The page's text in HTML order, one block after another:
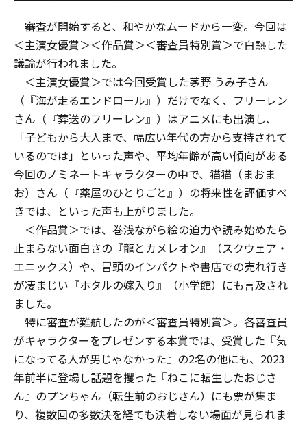
審査が開始すると、和やかなムードから一変。今回は
＜主演女優賞＞＜作品賞＞＜審査員特別賞＞で白熱した
議論が行われました。
＜主演女優賞＞では今回受賞した茅野 うみ子さん
（『海が走るエンドロール』）だけでなく、フリーレン
さん（『葬送のフリーレン』）はアニメにも出演し、
「子どもから大人まで、幅広い年代の方から支持されて
いるのでは」といった声や、平均年齢が高い傾向がある
今回のノミネートキャラクターの中で、猫猫（まおま
お）さん（『薬屋のひとりごと』）の将来性を評価すべ
きでは、といった声も上がりました。
＜作品賞＞では、巻浅ながら絵の迫力や読み始めたら
止まらない面白さの『龍とカメレオン』（スクウェア・
エニックス）や、冒頭のインパクトや書店での売れ行き
が凄まじい『ホタルの嫁入り』（小学館）にも言及され
ました。
特に審査が難航したのが＜審査員特別賞＞。各審査員
がキャラクターをプレゼンする本賞では、受賞した『気
になってる人が男じゃなかった』の2名の他にも、2023
年前半に登場し話題を攫った『ねこに転生したおじさ
ん』のプンちゃん（転生前のおじさん）にも票が集ま
り、複数回の多数決を経ても決着しない場面が見られま